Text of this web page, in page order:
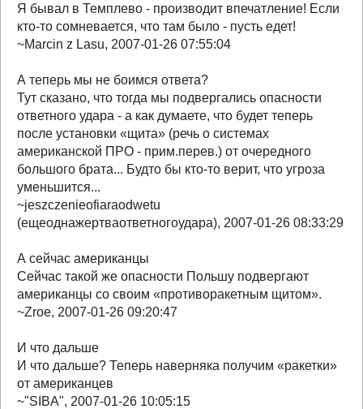
Я бывал в Темплево - производит впечатление! Если
кто-то сомневается, что там было - пусть едет!
~Marcin z Lasu, 2007-01-26 07:55:04
А теперь мы не боимся ответа?
Тут сказано, что тогда мы подвергались опасности
ответного удара - а как думаете, что будет теперь
после установки «щита» (речь о системах
американской ПРО - прим.перев.) от очередного
большого брата... Будто бы кто-то верит, что угроза
уменьшится...
~jeszczenieofiaraodwetu
(ещеоднажертваответногоудара), 2007-01-26 08:33:29
А сейчас американцы
Сейчас такой же опасности Польшу подвергают
американцы со своим «противоракетным щитом».
~Zroe, 2007-01-26 09:20:47
И что дальше
И что дальше? Теперь наверняка получим «ракетки»
от американцев
~"SIBA", 2007-01-26 10:05:15